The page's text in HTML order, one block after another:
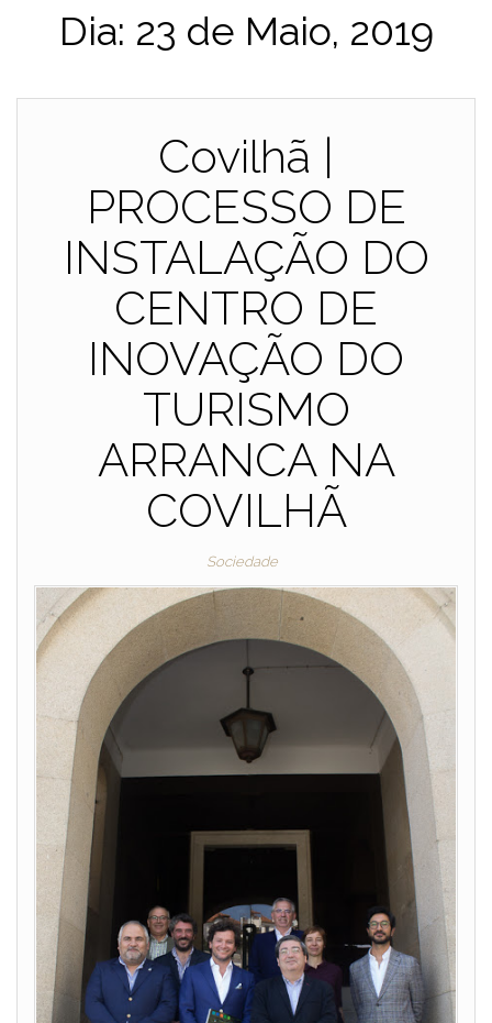
Dia: 23 de Maio, 2019
Covilhã |
PROCESSO DE
INSTALAÇÃO DO
CENTRO DE
INOVAÇÃO DO
TURISMO
ARRANCA NA
COVILHÃ
Sociedade